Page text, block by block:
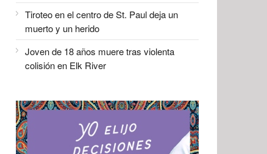
Tiroteo en el centro de St. Paul deja un
muerto y un herido
Joven de 18 años muere tras violenta
colisión en Elk River